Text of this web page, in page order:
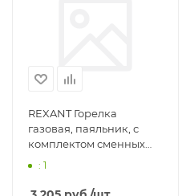
REXANT Горелка
газовая, паяльник, с
комплектом сменных
насадок, 11 предметов
: 1